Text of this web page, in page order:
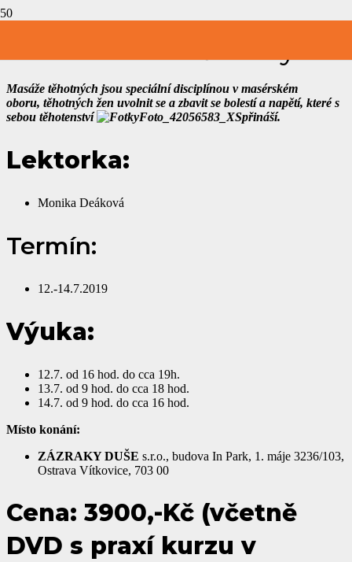
Masáže těhotných jsou speciální disciplínou v masérském
oboru, těhotných žen uvolnit se a zbavit se bolestí a napětí, které s
sebou těhotenství
přináší.
Lektorka:
Monika Deáková
Termín:
12.-14.7.2019
Výuka:
12.7. od 16 hod. do cca 19h.
13.7. od 9 hod. do cca 18 hod.
14.7. od 9 hod. do cca 16 hod.
Místo konání:
ZÁZRAKY DUŠE s.r.o., budova In Park, 1. máje 3236/103,
Ostrava Vítkovice, 703 00
Cena: 3900,-Kč (včetně
DVD s praxí kurzu v